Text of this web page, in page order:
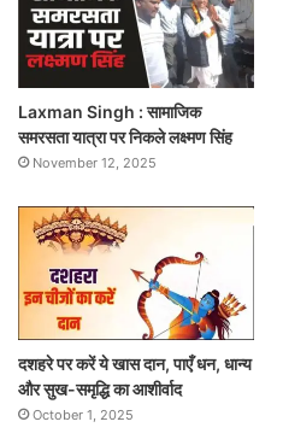
Laxman Singh : सामाजिक
समरसता यात्रा पर निकले लक्ष्मण सिंह
November 12, 2025
दशहरे पर करें ये खास दान, पाएँ धन, धान्य
और सुख-समृद्धि का आशीर्वाद
October 1, 2025